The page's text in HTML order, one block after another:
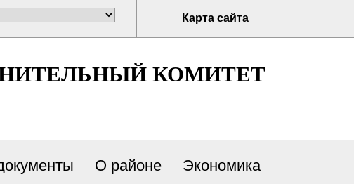
Карта сайта
КОМИТЕТ
О районе
Экономика